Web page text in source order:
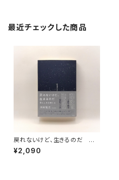
最近チェックした商品
戻れないけど、生きるのだ 男
らしさのゆくえ
¥2,090